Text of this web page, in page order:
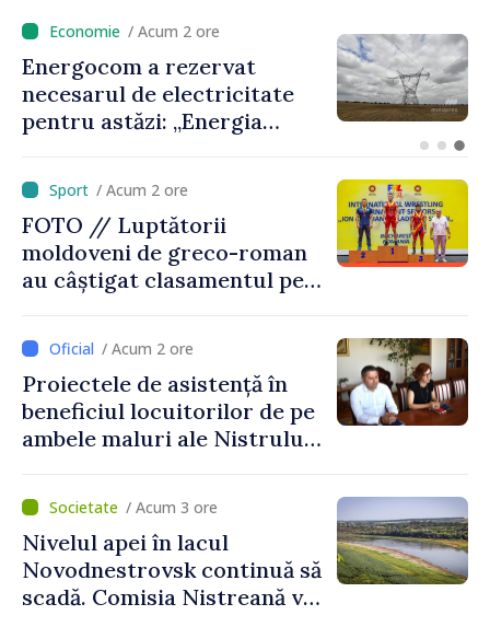
/ Acum 55 minute
VIDEO // Peste 2 000 de
militari vor defila de Ziua
Independenței în PMAN.
„Un omagiu celor care au
luptat pentru libertate”
/ Acum 2 ore
FOTO // Luptătorii
moldoveni de greco-roman
au câștigat clasamentul pe
București
/ Acum 2 ore
Proiectele de asistență în
beneficiul locuitorilor de pe
ambele maluri ale Nistrului
viceprim-ministrului cu
reprezentanta rezidentă a
PNUD în Republica Moldova,
Daniela Gasparikova
/ Acum 3 ore
Nivelul apei în lacul
Novodnestrovsk continuă să
scadă. Comisia Nistreană va